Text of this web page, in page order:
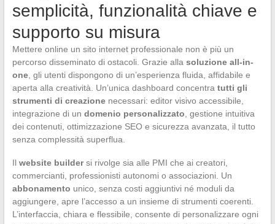
semplicità, funzionalità chiave e
supporto su misura
Mettere online un sito internet professionale non è più un
percorso disseminato di ostacoli. Grazie alla soluzione all-in-
one, gli utenti dispongono di un’esperienza fluida, affidabile e
aperta alla creatività. Un’unica dashboard concentra tutti gli
strumenti di creazionenecessari: editor visivo accessibile,
integrazione di un domenio personalizzato , gestione intuitiva
dei contenuti, ottimizzazione SEO e sicurezza avanzata, il tutto
senza complessità superflua.
Il website buildersi rivolge sia alle PMI che ai creatori,
commercianti, professionisti autonomi o associazioni. Un
abbonamento unico, senza costi aggiuntivi né moduli da
aggiungere, apre l’accesso a un insieme di strumenti coerenti.
L’interfaccia, chiara e flessibile, consente di personalizzare ogni